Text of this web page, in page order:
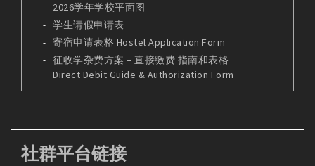
2026学年学校平面图
学生请假申请表
寄宿申请表格 Hostel Application Form
征收学杂费方案 – 直接缴费 指南和表格
Direct Debit Guide & Authorization Form
社群平台链接